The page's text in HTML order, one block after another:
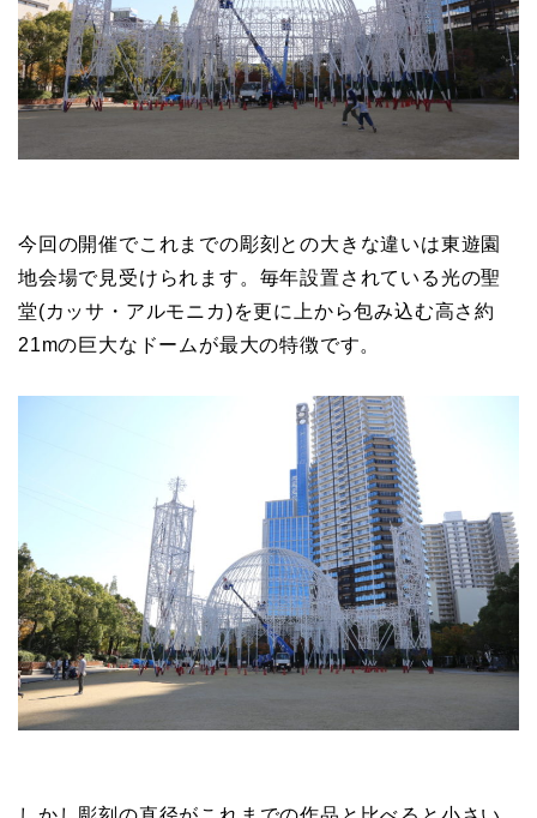
今回の開催でこれまでの彫刻との大きな違いは東遊園
地会場で見受けられます。毎年設置されている光の聖
堂(カッサ・アルモニカ)を更に上から包み込む高さ約
21mの巨大なドームが最大の特徴です。